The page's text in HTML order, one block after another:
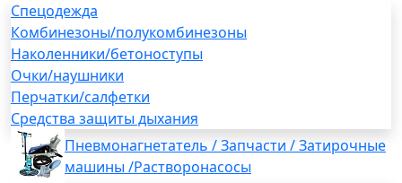
Спецодежда
Комбинезоны/полукомбинезоны
Наколенники/бетоноступы
Очки/наушники
Перчатки/салфетки
Средства защиты дыхания
Пневмонагнетатель / Запчасти / Затирочные
машины /Растворонасосы